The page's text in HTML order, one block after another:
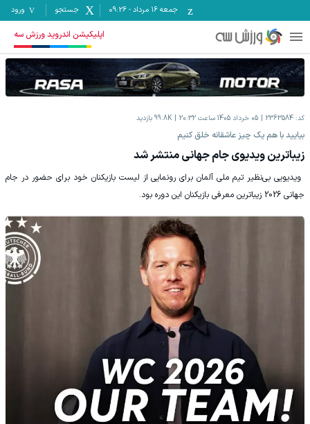
جمعه ۱۶ مرداد -
09:26 جستجو ورود
اپلیکیشن اندروید ورزش سه
کد: 2363584 05 خرداد 1405 ساعت 20:32 99.8K بازدید
بیایید با هم یک چیز عاشقانه خلق کنیم
زیباترین ویدیوی جام جهانی منتشر شد
‫ ویدیویی بی‌نظیر تیم ملی آلمان برای رونمایی از لیست بازیکنان خود برای حضور در جام
جهانی 2026 زیباترین معرفی بازیکنان این دوره بود.